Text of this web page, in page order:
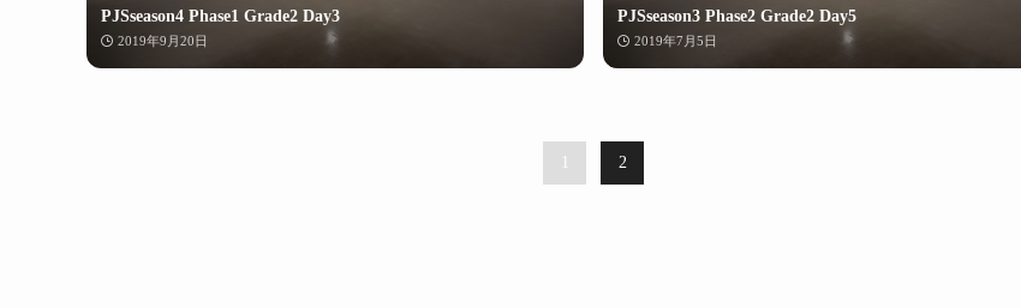
PJSseason4 Phase1 Grade2 Day3
2019年9月20日
PJSseason3 Phase2 Grade2 Day5
2019年7月5日
1 2